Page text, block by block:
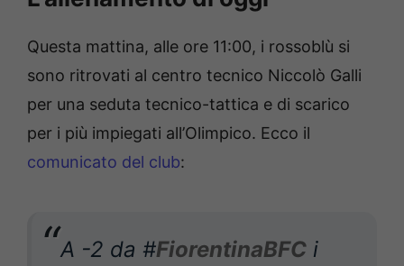
Questa mattina, alle ore 11:00, i rossoblù si
sono ritrovati al centro tecnico Niccolò Galli
per una seduta tecnico-tattica e di scarico
per i più impiegati all’Olimpico. Ecco il
comunicato del club:
A -2 da #FiorentinaBFC i